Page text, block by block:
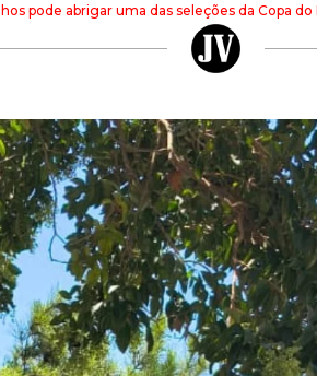
pode abrigar uma das seleções da Copa